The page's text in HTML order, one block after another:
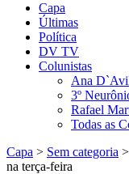
Capa
Últimas
Política
DV TV
Colunistas
Ana
3º
Rafael
Todas as
Capa > Sem categoria >
na terça-feira